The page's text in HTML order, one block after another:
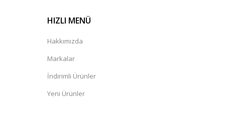
HIZLI MENÜ
Hakkımızda
Markalar
İndirimli Ürünler
Yeni Ürünler